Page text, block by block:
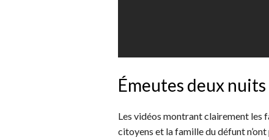
Émeutes deux
Les vidéos montrant clairement les
citoyens et la famille du défunt